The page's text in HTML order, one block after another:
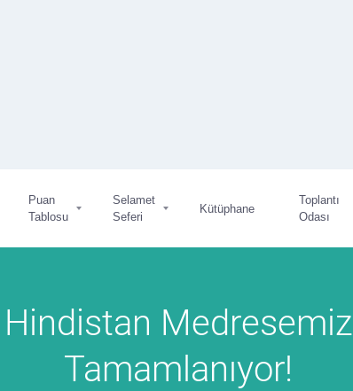
Puan
Tablosu
Selamet
Seferi
Kütüphane
Toplantı
Odası
Hindistan Medresemiz
Tamamlanıyor!